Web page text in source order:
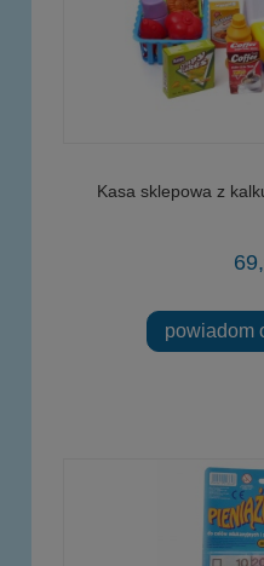
Kasa sklepowa z
powiadom